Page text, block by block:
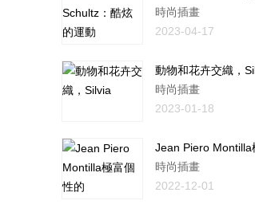
時尚插畫
2023-04-17
動物和花卉交織，
時尚插畫
2023-01-18
Jean Piero Montilla
時尚插畫
2022-12-01